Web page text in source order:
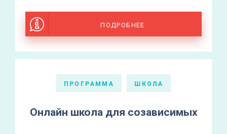
ПОДРОБНЕЕ
ПРОГРАММА ШКОЛА
Онлайн школа для созависимых